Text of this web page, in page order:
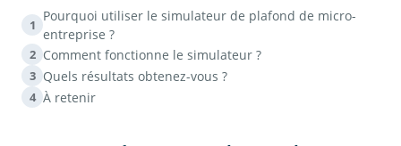
1
Pourquoi utiliser le simulateur de plafond de micro-
entreprise ?
2 Comment fonctionne le simulateur ?
3 Quels résultats obtenez-vous ?
4 À retenir